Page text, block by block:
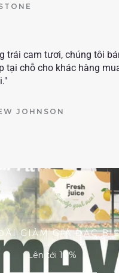
trái cam tươi, chúng tôi
tại chỗ cho khác hàng
JOHNSON
GIẢM GIÁ ĐẶC
Lên tới 10%